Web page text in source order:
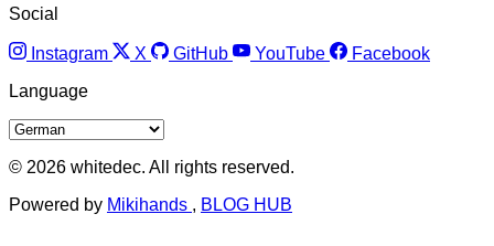
Social
Instagram X GitHub YouTube
Facebook
Language
© 2026 whitedec. All rights reserved.
Powered by Mikihands , BLOG HUB